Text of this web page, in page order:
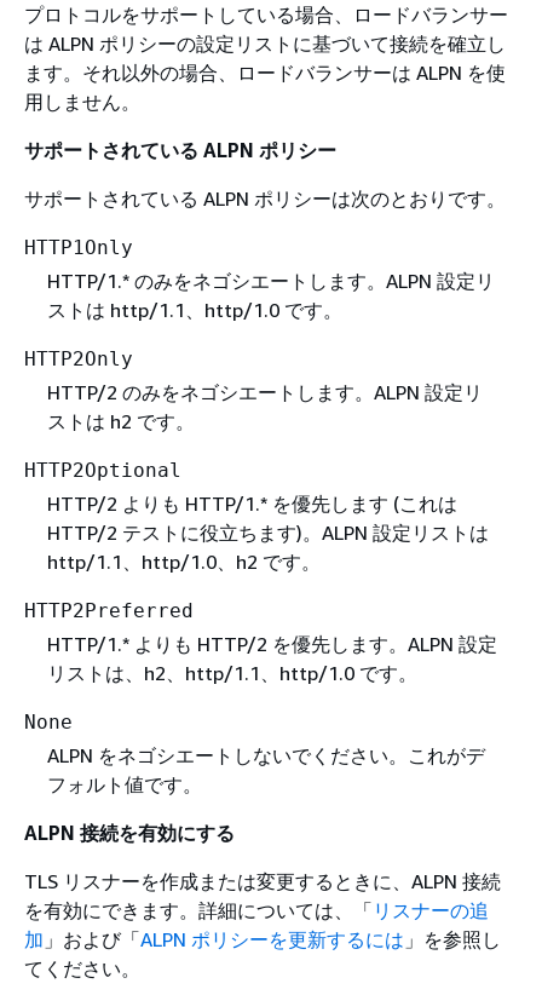
プロトコルをサポートしている場合、ロードバランサー
は ALPN ポリシーの設定リストに基づいて接続を確立し
ます。それ以外の場合、ロードバランサーは ALPN を使
用しません。
サポートされている ALPN ポリシー
サポートされている ALPN ポリシーは次のとおりです。
HTTP1Only
HTTP/1.* のみをネゴシエートします。ALPN 設定リ
ストは http/1.1、http/1.0 です。
HTTP2Only
HTTP/2 のみをネゴシエートします。ALPN 設定リ
ストは h2 です。
HTTP2Optional
HTTP/2 よりも HTTP/1.* を優先します (これは
HTTP/2 テストに役立ちます)。ALPN 設定リストは
http/1.1、http/1.0、h2 です。
HTTP2Preferred
HTTP/1.* よりも HTTP/2 を優先します。ALPN 設定
リストは、h2、http/1.1、http/1.0 です。
None
ALPN をネゴシエートしないでください。これがデ
フォルト値です。
ALPN 接続を有効にする
TLS リスナーを作成または変更するときに、ALPN 接続
を有効にできます。詳細については、「 リスナーの追
加 」および「ALPN ポリシーを更新するには 」を参照し
てください。